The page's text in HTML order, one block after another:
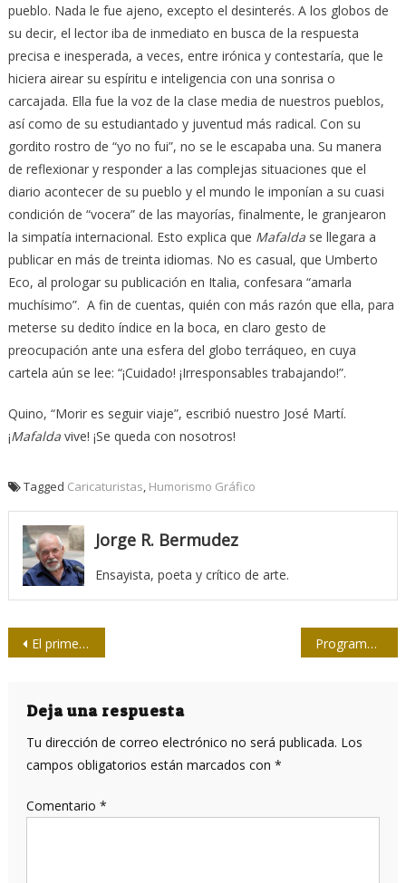
pueblo. Nada le fue ajeno, excepto el desinterés. A los globos de
su decir, el lector iba de inmediato en busca de la respuesta
precisa e inesperada, a veces, entre irónica y contestaría, que le
hiciera airear su espíritu e inteligencia con una sonrisa o
carcajada. Ella fue la voz de la clase media de nuestros pueblos,
así como de su estudiantado y juventud más radical. Con su
gordito rostro de “yo no fui”, no se le escapaba una. Su manera
de reflexionar y responder a las complejas situaciones que el
diario acontecer de su pueblo y el mundo le imponían a su cuasi
condición de “vocera” de las mayorías, finalmente, le granjearon
la simpatía internacional. Esto explica que Mafaldase llegara a
publicar en más de treinta idiomas. No es casual, que Umberto
Eco, al prologar su publicación en Italia, confesara “amarla
muchísimo”. A fin de cuentas, quién con más razón que ella, para
meterse su dedito índice en la boca, en claro gesto de
preocupación ante una esfera del globo terráqueo, en cuya
cartela aún se lee: “¡Cuidado! ¡Irresponsables trabajando!”.
Quino, “Morir es seguir viaje”, escribió nuestro José Martí.
¡Mafaldavive! ¡Se queda con nosotros!
Tagged Caricaturistas Humorismo Gráfico
Jorge R. Bermudez
Ensayista, poeta y crítico de arte.
Navegación
entradas
El primer mártir de la prensa revolucionaria cubana (II y final) Programa Al mediodía trasmite desde el estudio de la Facultad de Comunicación
Deja una respuesta
Tu dirección de correo electrónico no será publicada. Los
campos obligatorios están marcados con *
Comentario *